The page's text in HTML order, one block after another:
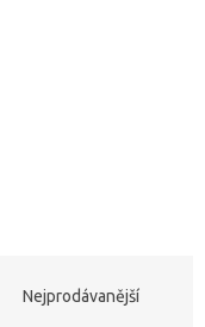
Nejprodávanější